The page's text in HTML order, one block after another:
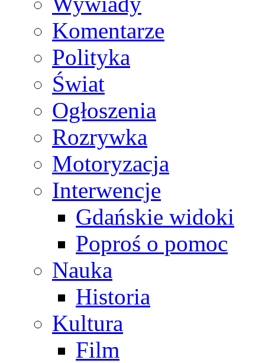
Komentarze
Polityka
Świat
Ogłoszenia
Rozrywka
Motoryzacja
Interwencje
Gdańskie widoki
Poproś o pomoc
Nauka
Historia
Kultura
Film